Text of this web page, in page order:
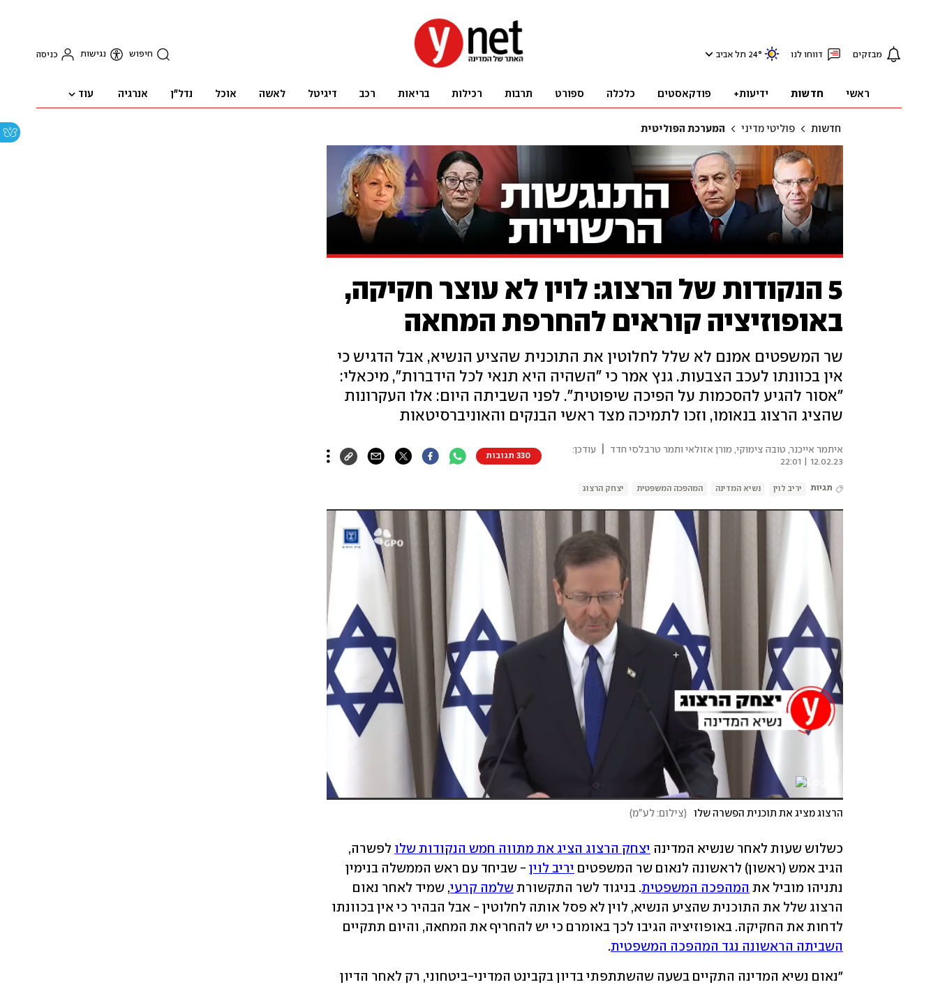
מבזקים דווחו לנו 24° תל אביב חיפוש נגישות כניסה
ראשי חדשות ידיעות+ פודקאסטים כלכלה ספורט תרבות רכילות בריאות רכב דיגיטל לאשה אוכל נדל"ן אנרגיה עוד
חדשות פוליטי מדיני המערכת הפוליטית
5 הנקודות של הרצוג: לוין לא עוצר חקיקה,
באופוזיציה קוראים להחרפת המחאה
שר המשפטים אמנם לא שלל לחלוטין את התוכנית שהציע הנשיא, אבל הדגיש כי
אין בכוונתו לעכב הצבעות. גנץ אמר כי "השהיה היא תנאי לכל הידברות", מיכאלי:
"אסור להגיע להסכמות על הפיכה שיפוטית". לפני השביתה היום: אלו העקרונות
שהציג הרצוג בנאומו, וזכו לתמיכה מצד ראשי הבנקים והאוניברסיטאות
איתמר אייכנר, טובה צימוקי, מורן אזולאי ותמר טרבלסי חדד
עודכן:
12.02.23 | 22:01
330 תגובות
תגיות יריב לוין נשיא המדינה המהפכה המשפטית יצחק הרצוג
הרצוג מציג את תוכנית הפשרה שלו (צילום: לע"מ)
כשלוש שעות לאחר שנשיא המדינה יצחק הרצוג הציג את מתווה חמש הנקודות שלו
הגיב אמש (ראשון) לראשונה לנאום שר המשפטים יריב לוין
נתניהו מוביל את המהפכה המשפטית. בניגוד לשר התקשורת שלמה קרעי
לדחות את החקיקה. באופוזיציה הגיבו לכך באומרם כי יש להחריף את המחאה, והיום תתקיים
השביתה הראשונה נגד המהפכה המשפטית.